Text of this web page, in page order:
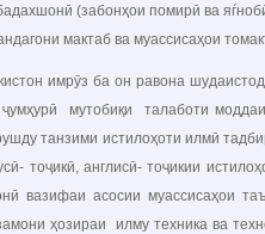
(забонҳои помирӣ ва
мактаб ва муассисаҳои
имрӯз ба он равона
мутобиқи талаботи
танзими истилоҳоти илмӣ
тоҷикӣ, англисӣ- тоҷикии
вазифаи асосии
ҳозираи илму техника ва